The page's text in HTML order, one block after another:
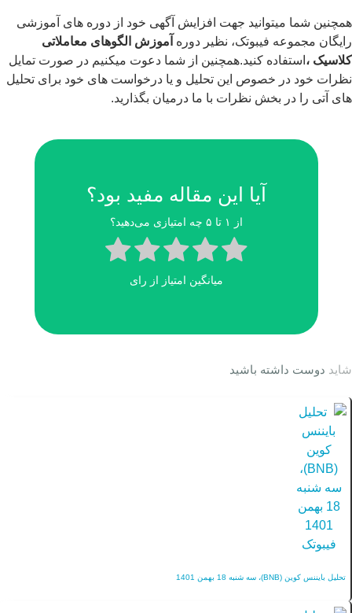
همچنین شما میتوانید جهت افزایش آگهی خود از دوره های آموزشی
رایگان مجموعه فیبوتک، نظیر دوره آموزش الگوهای معاملاتی
کلاسیک ، استفاده کنید.همچنین از شما دعوت میکنیم در صورت تمایل
نظرات خود در خصوص این تحلیل و یا درخواست های خود برای تحلیل
های آتی را در بخش نظرات با ما درمیان بگذارید.
آیا این مقاله مفید بود؟
از ۱ تا ۵ چه امتیازی می‌دهید؟
میانگین امتیاز از رای
شاید دوست داشته باشید
تحلیل بایننس کوین (BNB)، سه شنبه 18 بهمن 1401